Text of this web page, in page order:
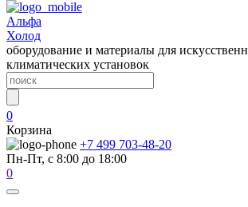
Альфа
Холод
оборудование и материалы для
климатических установок
0
Корзина
+7 499 703-48-20
Пн-Пт, с 8:00 до 18:00
0